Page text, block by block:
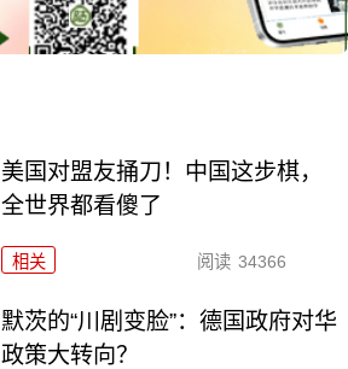
美国对盟友捅刀！中国这步棋，
全世界都看傻了
相关 阅读 34366
默茨的“川剧变脸”：德国政府对华
政策大转向？